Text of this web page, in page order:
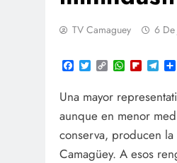
TV Camaguey 6
Facebook
TwitterCopy
Link
WhatsApp
Una mayor
aunque en menor
conserva, producen
Camagüey. A esos